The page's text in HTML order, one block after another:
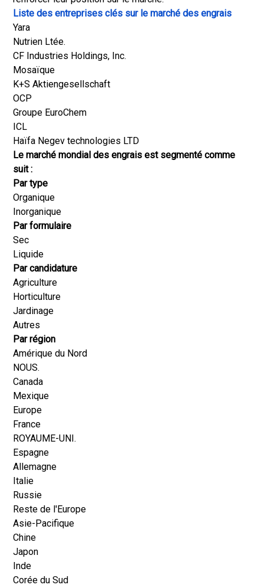
Liste des entreprises clés sur le marché des engrais
Yara
Nutrien Ltée.
CF Industries Holdings, Inc.
Mosaïque
K+S Aktiengesellschaft
OCP
Groupe EuroChem
ICL
Haïfa Negev technologies LTD
Le marché mondial des engrais est segmenté comme
suit :
Par type
Organique
Inorganique
Par formulaire
Sec
Liquide
Par candidature
Agriculture
Horticulture
Jardinage
Autres
Par région
Amérique du Nord
NOUS.
Canada
Mexique
Europe
France
ROYAUME-UNI.
Espagne
Allemagne
Italie
Russie
Reste de l'Europe
Asie-Pacifique
Chine
Japon
Inde
Corée du Sud